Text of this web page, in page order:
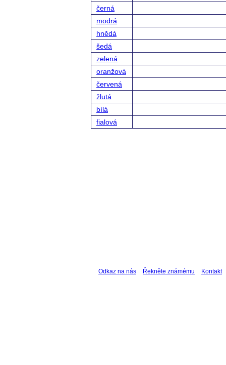
černá
modrá
hnědá
šedá
zelená
oranžová
červená
žlutá
bílá
fialová
Odkaz na nás Řekněte známému Kontakt